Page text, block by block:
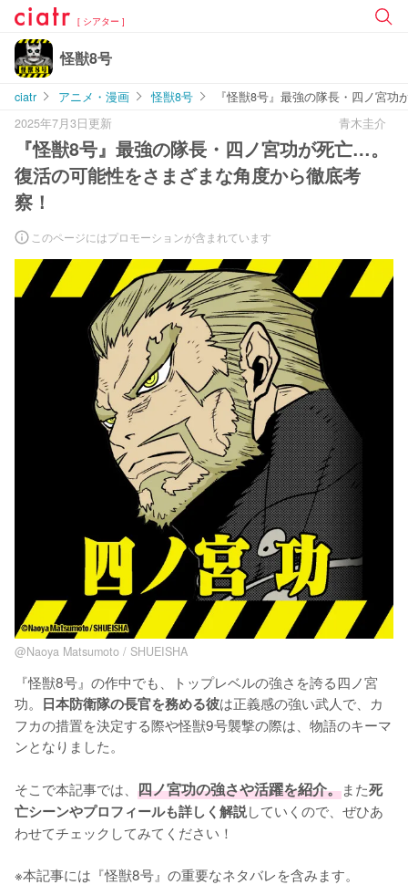
[ シアター ]
怪獣8号
ciatr アニメ・漫画 怪獣8号
『怪獣8号』最強の隊長・四ノ宮
2025年7月3日更新
青木圭介
『怪獣8号』最強の隊長・四ノ宮功が死亡…。
復活の可能性をさまざまな角度から徹底考
察！
このページにはプロモーションが含まれています
@Naoya Matsumoto / SHUEISHA
『怪獣8号』の作中でも、トップレベルの強さを誇る四ノ宮
功。 日本防衛隊の長官を務める彼は正義感の強い武人で、カ
フカの措置を決定する際や怪獣9号襲撃の際は、物語のキーマ
ンとなりました。
そこで本記事では、 四ノ宮功の強さや活躍を紹介。また死
亡シーンやプロフィールも詳しく解説していくので、ぜひあ
わせてチェックしてみてください！
※本記事には『怪獣8号』の重要なネタバレを含みます。